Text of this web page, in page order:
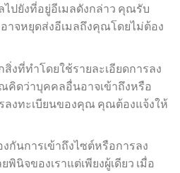
ปยังที่อยู่อีเมลดังกล่าว คุณรับ
าจหยุดส่งอีเมลถึงคุณโดยไม่ต้อง
งที่ทำโดยใช้รายละเอียดการลง
ดว่าบุคคลอื่นอาจเข้าถึงหรือ
ลงทะเบียนของคุณ คุณต้องแจ้งให้
งกันการเข้าถึงไซต์หรือการลง
นิจของเราแต่เพียงผู้เดียว เมื่อ